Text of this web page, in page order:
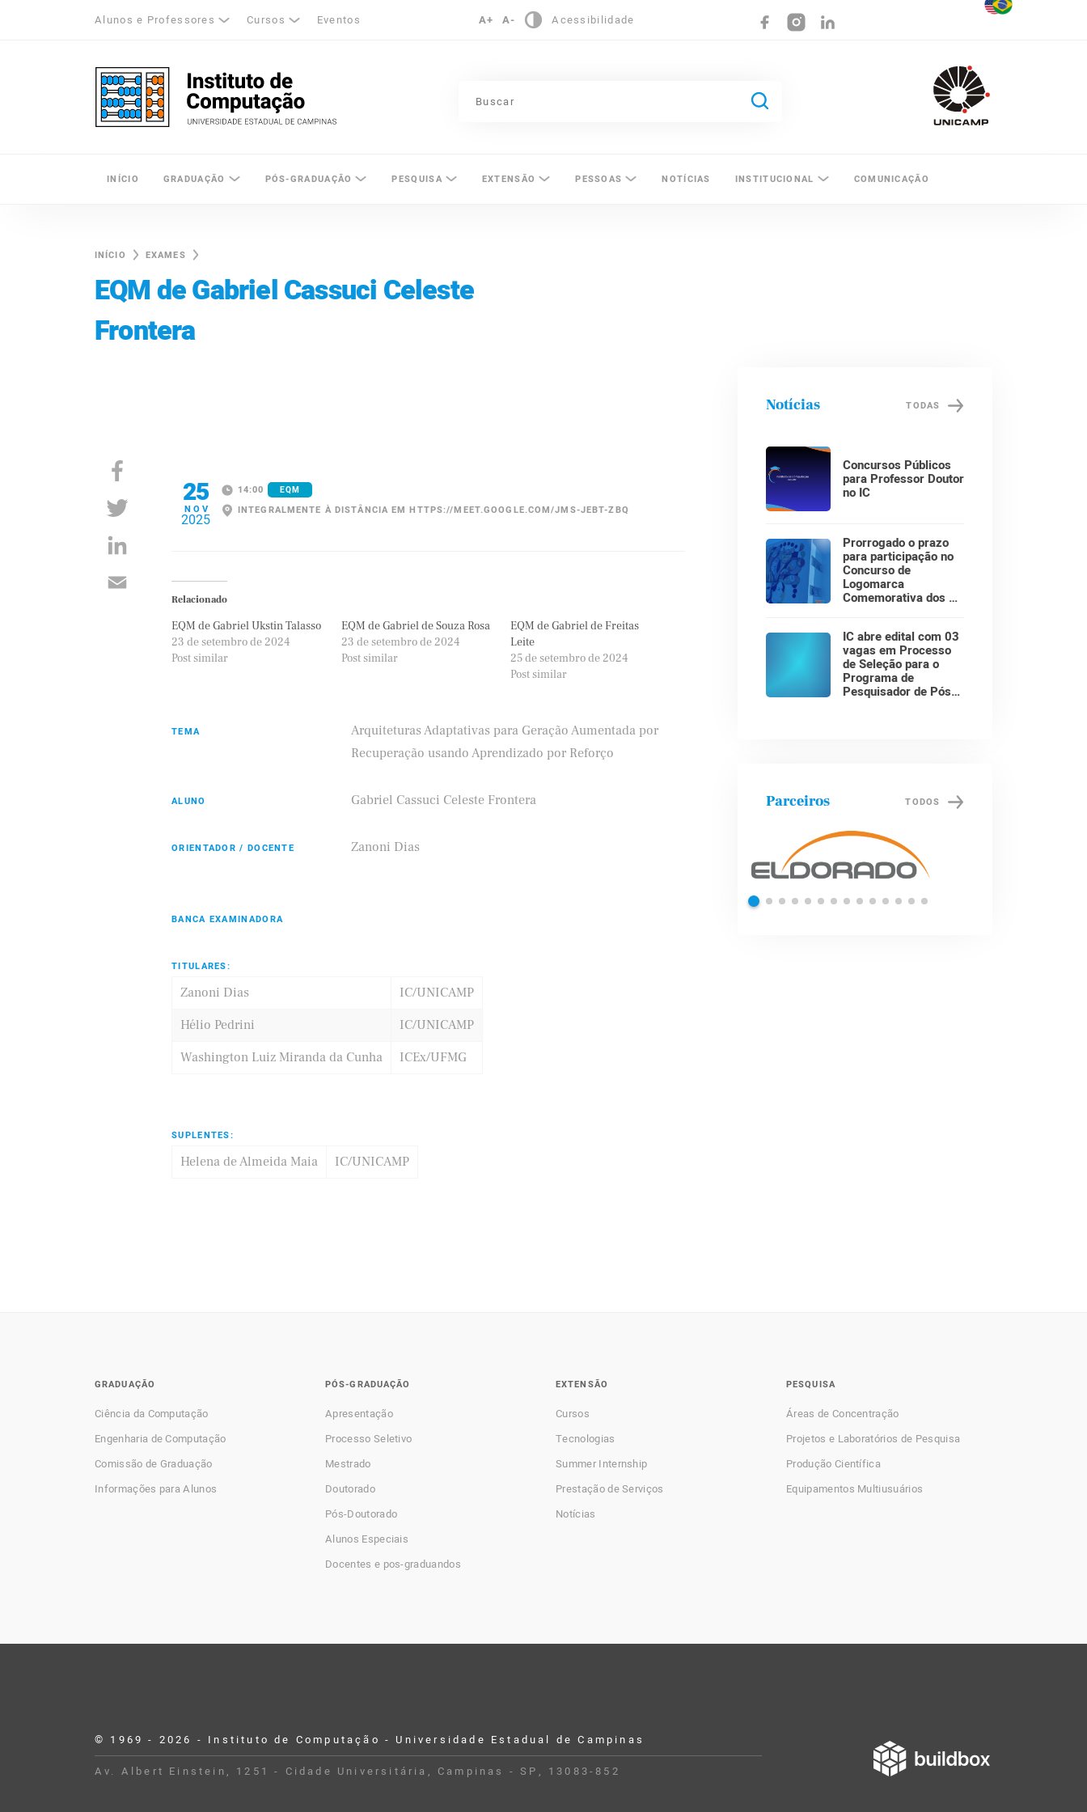
Alunos e Professores Cursos Eventos A+ A- Acessibilidade
Unicamp - Universidade Estadual de Campinas
INÍCIO GRADUAÇÃO PÓS-GRADUAÇÃO PESQUISA EXTENSÃO PESSOAS NOTÍCIAS INSTITUCIONAL COMUNICAÇÃO
INÍCIO EXAMES
EQM de Gabriel Cassuci Celeste
Frontera
25
NOV
2025
14:00 EQM
INTEGRALMENTE À DISTÂNCIA EM HTTPS://MEET.GOOGLE.COM/JMS-JEBT-ZBQ
Relacionado
EQM de Gabriel Ukstin Talasso
23 de setembro de 2024
Post similar
EQM de Gabriel de Souza Rosa
23 de setembro de 2024
Post similar
EQM de Gabriel de Freitas
Leite
25 de setembro de 2024
Post similar
TEMA
Arquiteturas Adaptativas para Geração Aumentada por
Recuperação usando Aprendizado por Reforço
ALUNO Gabriel Cassuci Celeste Frontera
ORIENTADOR / DOCENTE Zanoni Dias
BANCA EXAMINADORA
TITULARES:
Zanoni Dias
IC/UNICAMP
Hélio Pedrini
IC/UNICAMP
Washington Luiz Miranda da Cunha
ICEx/UFMG
SUPLENTES:
Helena de Almeida Maia IC/UNICAMP
Notícias TODAS
Concursos Públicos
para Professor Doutor
no IC
Prorrogado o prazo
para participação no
Concurso de
Logomarca
Comemorativa dos 30
IC abre edital com 03
vagas em Processo
de Seleção para o
Programa de
Pesquisador de Pós-
Parceiros TODOS
ifood Shell
GRADUAÇÃO
Ciência da Computação
Engenharia de Computação
Comissão de Graduação
Informações para Alunos
PÓS-GRADUAÇÃO
Apresentação
Processo Seletivo
Mestrado
Doutorado
Pós-Doutorado
Alunos Especiais
Docentes e pos-graduandos
EXTENSÃO
Cursos
Tecnologias
Summer Internship
Prestação de Serviços
Notícias
PESQUISA
Áreas de Concentração
Projetos e Laboratórios de Pesquisa
Produção Científica
Equipamentos Multiusuários
© 1969 - 2026 - Instituto de Computação - Universidade Estadual de Campinas
Av. Albert Einstein, 1251 - Cidade Universitária, Campinas - SP, 13083-852
Desenvolvido por Buildbox